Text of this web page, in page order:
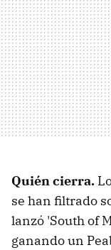
Quién cierra.
se han filtrado
lanzó 'South of
ganando un